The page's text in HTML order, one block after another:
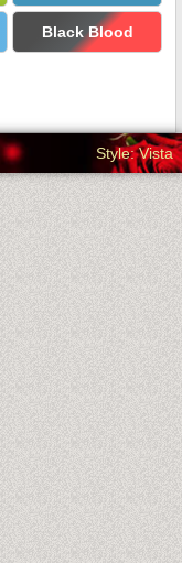
Black Blood
Style: Vista